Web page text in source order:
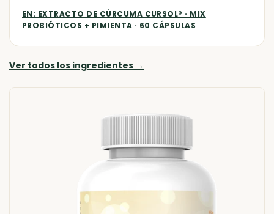
EN: EXTRACTO DE CÚRCUMA CURSOL® · MIX
PROBIÓTICOS + PIMIENTA · 60 CÁPSULAS
Ver todos los ingredientes →